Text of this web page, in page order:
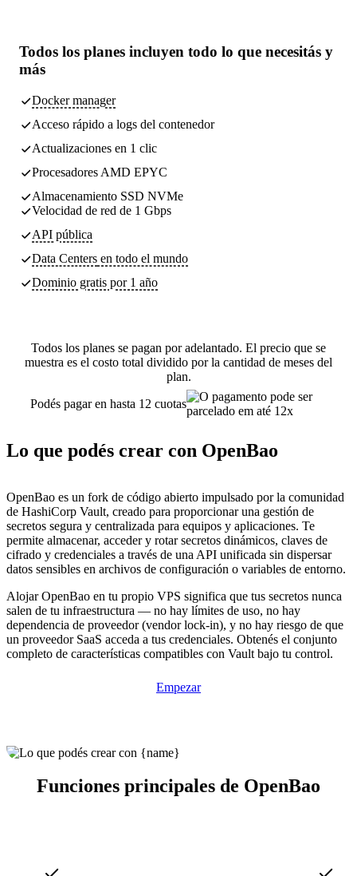
Todos los planes incluyen todo lo que necesitás y
más
Docker manager
Acceso rápido a logs del contenedor
Actualizaciones en 1 clic
Procesadores AMD EPYC
Almacenamiento SSD NVMe
Velocidad de red de 1 Gbps
API pública
Data Centers en todo el mundo
Dominio gratis por 1 año
Todos los planes se pagan por adelantado. El precio que se
muestra es el costo total dividido por la cantidad de meses del
plan.
Podés pagar en hasta 12 cuotas
Lo que podés crear con OpenBao
OpenBao es un fork de código abierto impulsado por la comunidad
de HashiCorp Vault, creado para proporcionar una gestión de
secretos segura y centralizada para equipos y aplicaciones. Te
permite almacenar, acceder y rotar secretos dinámicos, claves de
cifrado y credenciales a través de una API unificada sin dispersar
datos sensibles en archivos de configuración o variables de entorno.
Alojar OpenBao en tu propio VPS significa que tus secretos nunca
salen de tu infraestructura — no hay límites de uso, no hay
dependencia de proveedor (vendor lock-in), y no hay riesgo de que
un proveedor SaaS acceda a tus credenciales. Obtenés el conjunto
completo de características compatibles con Vault bajo tu control.
Empezar
Funciones principales de OpenBao